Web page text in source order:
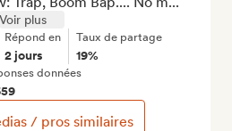
Voir plus
Répond en
2 jours
Taux de partage
19%
données
/ pros similaires